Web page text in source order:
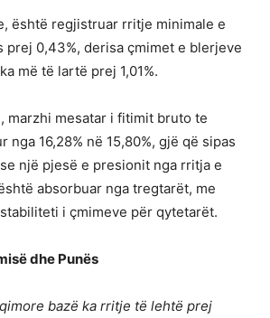
është regjistruar rritje minimale e
prej 0,43%, derisa çmimet e blerjeve
më të lartë prej 1,01%.
marzhi mesatar i fitimit bruto te
16,28% në 15,80%, gjë që sipas
një pjesë e presionit nga rritja e
absorbuar nga tregtarët, me
i çmimeve për qytetarët.
dhe Punës
bazë ka rritje të lehtë prej